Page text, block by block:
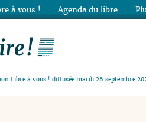
Libre à vous ! diffusée mardi 26 septembre
à vous ! Agenda du libre